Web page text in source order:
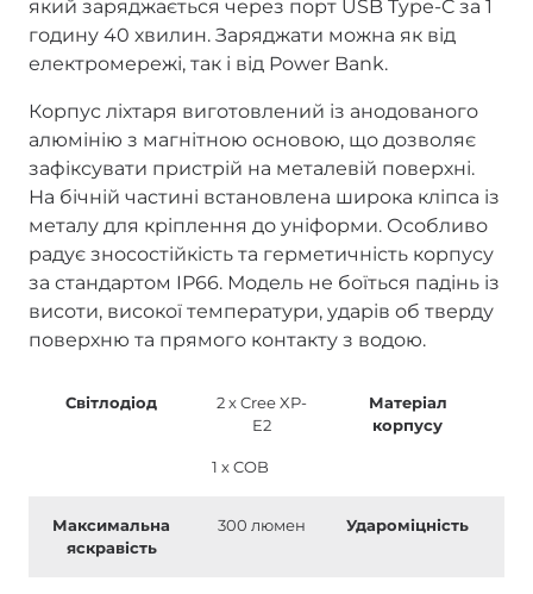
який заряджається через порт USB Type-C за 1
годину 40 хвилин. Заряджати можна як від
електромережі, так і від Power Bank.
Корпус ліхтаря виготовлений із анодованого
алюмінію з магнітною основою, що дозволяє
зафіксувати пристрій на металевій поверхні.
На бічній частині встановлена широка кліпса із
металу для кріплення до уніформи. Особливо
радує зносостійкість та герметичність корпусу
за стандартом IP66. Модель не боїться падінь із
висоти, високої температури, ударів об тверду
поверхню та прямого контакту з водою.
Світлодіод
2 х Cree XP-
E2
1 х COB
Матеріал
корпусу
Максимальна
яскравість
300 люмен Удароміцність